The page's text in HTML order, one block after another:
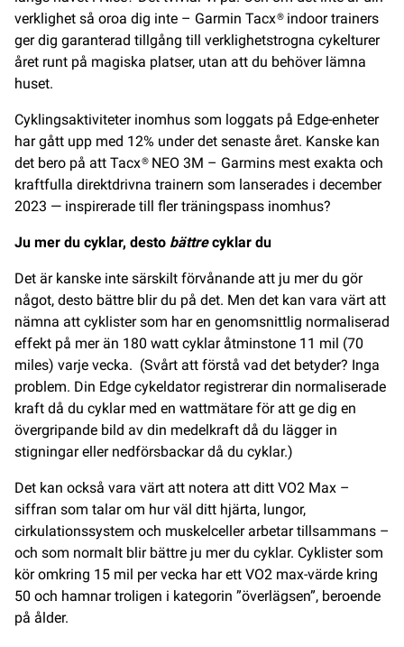
verklighet så oroa dig inte – Garmin Tacx® indoor trainers
ger dig garanterad tillgång till verklighetstrogna cykelturer
året runt på magiska platser, utan att du behöver lämna
huset.
Cyklingsaktiviteter inomhus som loggats på Edge-enheter
har gått upp med 12% under det senaste året. Kanske kan
det bero på att Tacx® NEO 3M – Garmins mest exakta och
kraftfulla direktdrivna trainern som lanserades i december
2023 — inspirerade till fler träningspass inomhus?
Ju mer du cyklar, desto bättrecyklar du
Det är kanske inte särskilt förvånande att ju mer du gör
något, desto bättre blir du på det. Men det kan vara värt att
nämna att cyklister som har en genomsnittlig normaliserad
effekt på mer än 180 watt cyklar åtminstone 11 mil (70
miles) varje vecka. (Svårt att förstå vad det betyder? Inga
problem. Din Edge cykeldator registrerar din normaliserade
kraft då du cyklar med en wattmätare för att ge dig en
övergripande bild av din medelkraft då du lägger in
stigningar eller nedförsbackar då du cyklar.)
Det kan också vara värt att notera att ditt VO2 Max –
siffran som talar om hur väl ditt hjärta, lungor,
cirkulationssystem och muskelceller arbetar tillsammans –
och som normalt blir bättre ju mer du cyklar. Cyklister som
kör omkring 15 mil per vecka har ett VO2 max-värde kring
50 och hamnar troligen i kategorin ”överlägsen”, beroende
på ålder.